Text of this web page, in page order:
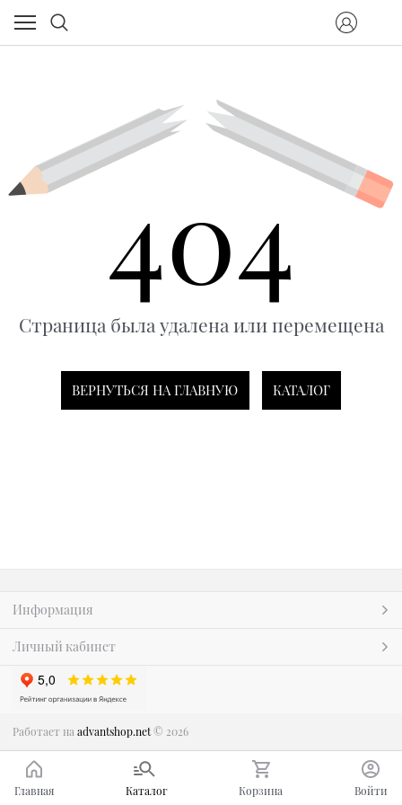
404
Страница была удалена или перемещена
ВЕРНУТЬСЯ НА ГЛАВНУЮ КАТАЛОГ
Информация
Личный кабинет
Работает на advantshop.net© 2026
Главная Каталог Корзина Войти